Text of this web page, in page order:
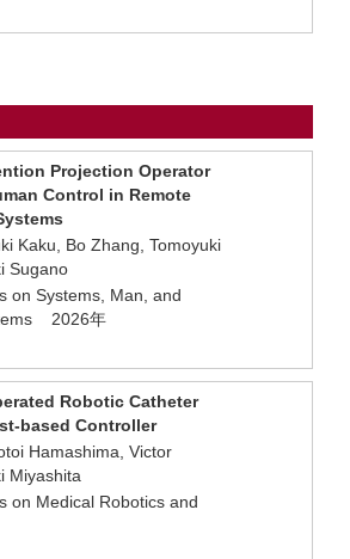
Projection Operator
Control in Remote
Kaku, Bo Zhang, Tomoyuki
Sugano
on Systems, Man, and
2026年
Robotic Catheter
based Controller
Hamashima, Victor
Miyashita
on Medical Robotics and